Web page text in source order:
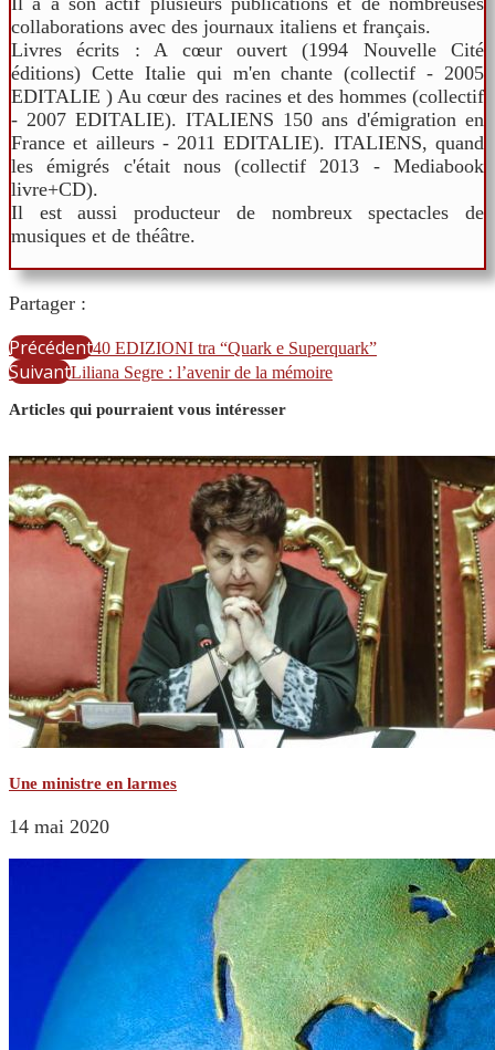
collaborations avec des journaux italiens et français.
Livres écrits : A cœur ouvert (1994 Nouvelle Cité
éditions) Cette Italie qui m'en chante (collectif - 2005
EDITALIE ) Au cœur des racines et des hommes (collectif
- 2007 EDITALIE). ITALIENS 150 ans d'émigration en
France et ailleurs - 2011 EDITALIE). ITALIENS, quand
les émigrés c'était nous (collectif 2013 - Mediabook
livre+CD).
Il est aussi producteur de nombreux spectacles de
musiques et de théâtre.
Partager :
Précédent40 EDIZIONI tra “Quark e Superquark”
SuivantLiliana Segre : l’avenir de la mémoire
Articles qui pourraient vous intéresser
Une ministre en larmes
14 mai 2020